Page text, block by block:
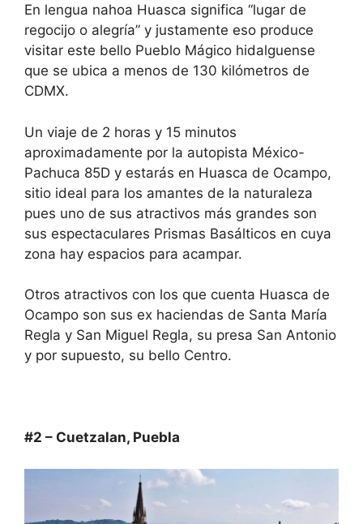
En lengua nahoa Huasca significa “lugar de
regocijo o alegría” y justamente eso produce
visitar este bello Pueblo Mágico hidalguense
que se ubica a menos de 130 kilómetros de
CDMX.
Un viaje de 2 horas y 15 minutos
aproximadamente por la autopista México-
Pachuca 85D y estarás en Huasca de Ocampo,
sitio ideal para los amantes de la naturaleza
pues uno de sus atractivos más grandes son
sus espectaculares Prismas Basálticos en cuya
zona hay espacios para acampar.
Otros atractivos con los que cuenta Huasca de
Ocampo son sus ex haciendas de Santa María
Regla y San Miguel Regla, su presa San Antonio
y por supuesto, su bello Centro.
#2 – Cuetzalan, Puebla